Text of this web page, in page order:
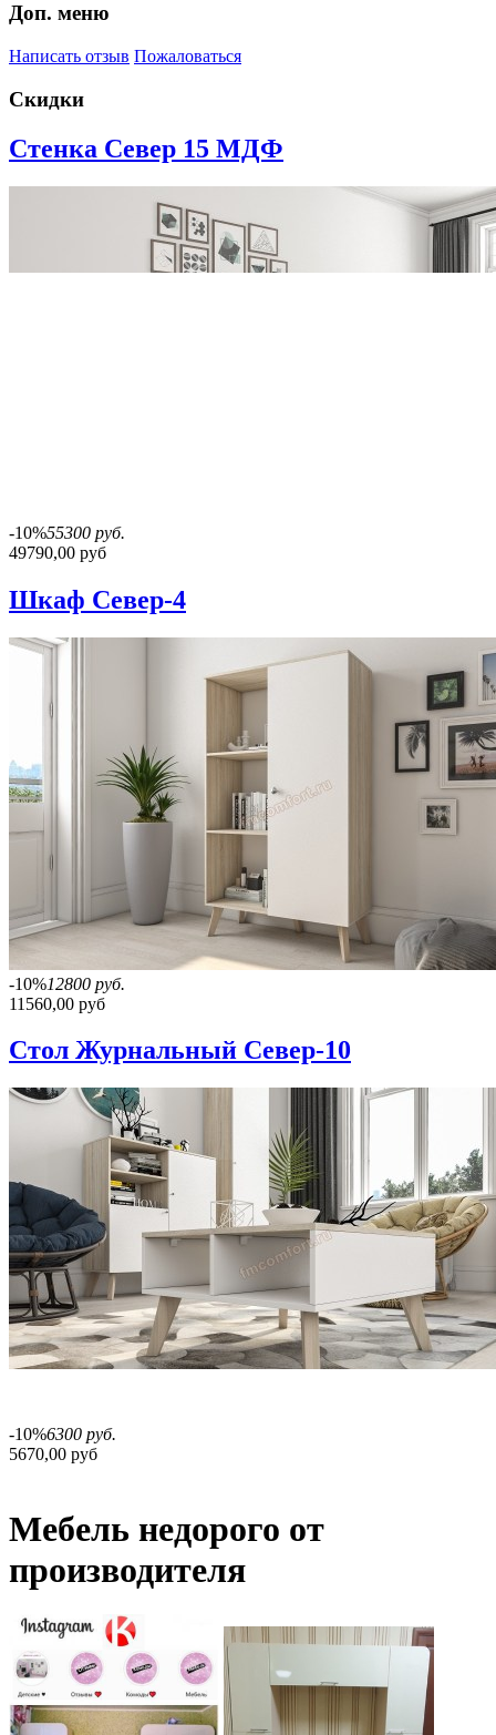
Доп. меню
Написать отзыв Пожаловаться
Скидки
Стенка Север 15 МДФ
-10%55300 руб.
49790,00 руб
Шкаф Север-4
-10%12800 руб.
11560,00 руб
Стол Журнальный Север-10
-10%6300 руб.
5670,00 руб
Мебель недорого от
производителя